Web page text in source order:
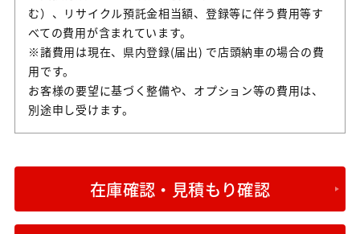
む）、リサイクル預託金相当額、登録等に伴う費用等す
べての費用が含まれています。
※諸費用は現在、県内登録(届出) で店頭納車の場合の費
用です。
お客様の要望に基づく整備や、オプション等の費用は、
別途申し受けます。
在庫確認・見積もり確認